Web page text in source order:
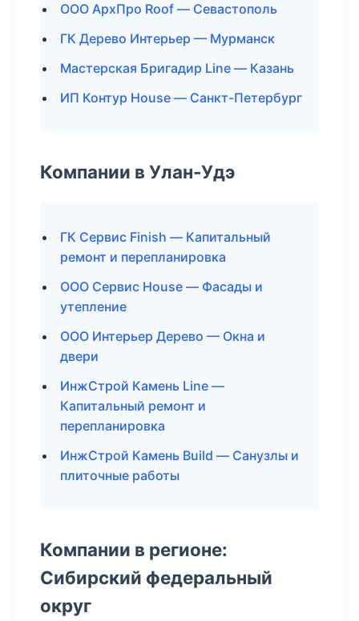
ООО АрхПро Roof — Севастополь
ГК Дерево Интерьер — Мурманск
Мастерская Бригадир Line — Казань
ИП Контур House — Санкт-Петербург
Компании в Улан-Удэ
ГК Сервис Finish — Капитальный
ремонт и перепланировка
ООО Сервис House — Фасады и
утепление
ООО Интерьер Дерево — Окна и
двери
ИнжСтрой Камень Line —
Капитальный ремонт и
перепланировка
ИнжСтрой Камень Build — Санузлы и
плиточные работы
Компании в регионе:
Сибирский федеральный
округ